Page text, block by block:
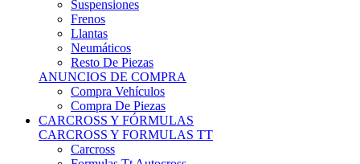
Chasis Y Carrocería
Suspensiones
Frenos
Llantas
Neumáticos
Resto De Piezas
Equipación Piloto
ANUNCIOS DE COMPRA
Compra De Cc Y Tt
Compra De Piezas
4X4 Y OFFROAD